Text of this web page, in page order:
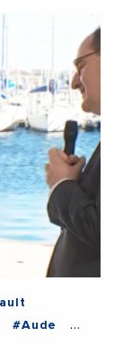
#Aude